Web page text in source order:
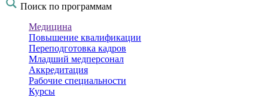
Поиск по программам
Медицина
Повышение квалификации
Переподготовка кадров
Младший медперсонал
Аккредитация
Рабочие специальности
Курсы